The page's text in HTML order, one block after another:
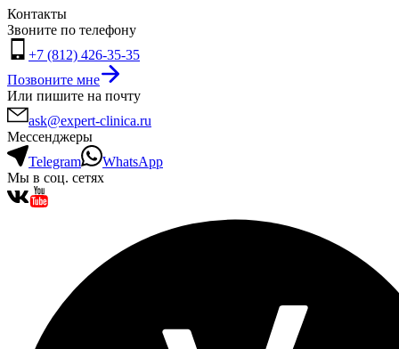
Контакты
Звоните по телефону
+7 (812) 426-35-35
Позвоните мне
Или пишите на почту
ask@expert-clinica.ru
Мессенджеры
Telegram
WhatsApp
Мы в соц. сетях